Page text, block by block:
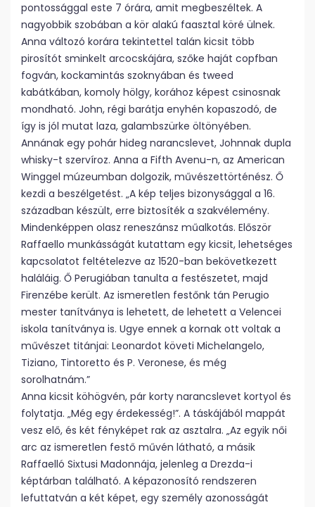
pontossággal este 7 órára, amit megbeszéltek. A
nagyobbik szobában a kör alakú faasztal köré ülnek.
Anna változó korára tekintettel talán kicsit több
pirosítót sminkelt arcocskájára, szőke haját copfban
fogván, kockamintás szoknyában és tweed
kabátkában, komoly hölgy, korához képest csinosnak
mondható. John, régi barátja enyhén kopaszodó, de
így is jól mutat laza, galambszürke öltönyében.
Annának egy pohár hideg narancslevet, Johnnak dupla
whisky-t szervíroz. Anna a Fifth Avenu-n, az American
Winggel múzeumban dolgozik, művészettörténész. Ő
kezdi a beszélgetést. „A kép teljes bizonysággal a 16.
században készült, erre biztosíték a szakvélemény.
Mindenképpen olasz reneszánsz műalkotás. Először
Raffaello munkásságát kutattam egy kicsit, lehetséges
kapcsolatot feltételezve az 1520-ban bekövetkezett
haláláig. Ő Perugiában tanulta a festészetet, majd
Firenzébe került. Az ismeretlen festőnk tán Perugio
mester tanítványa is lehetett, de lehetett a Velencei
iskola tanítványa is. Ugye ennek a kornak ott voltak a
művészet titánjai: Leonardot követi Michelangelo,
Tiziano, Tintoretto és P. Veronese, és még
sorolhatnám.”
Anna kicsit köhögvén, pár korty narancslevet kortyol és
folytatja. „Még egy érdekesség!”. A táskájából mappát
vesz elő, és két fényképet rak az asztalra. „Az egyik női
arc az ismeretlen festő művén látható, a másik
Raffaelló Sixtusi Madonnája, jelenleg a Drezda-i
képtárban található. A képazonosító rendszeren
lefuttatván a két képet, egy személy azonosságát